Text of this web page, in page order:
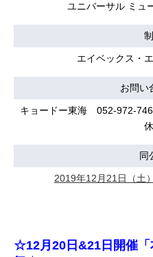
ユニバーサル ミュ
エイベックス・
お問い
キョードー東海 052-972-
休
同
2019年12月21日（
☆12月20日&21日開催